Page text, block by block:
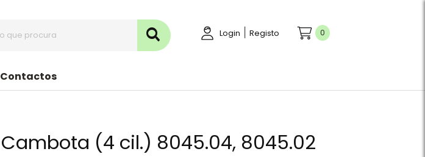
Login Registo 0
Contactos
Cambota (4 cil.) 8045.04, 8045.02